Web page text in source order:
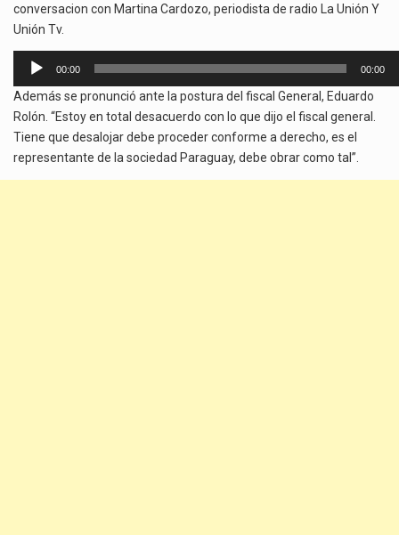
conversacion con Martina Cardozo, periodista de radio La Unión Y
Unión Tv.
Reproductor
audio
00:00 00:00
Además se pronunció ante la postura del fiscal General, Eduardo
Rolón. “Estoy en total desacuerdo con lo que dijo el fiscal general.
Tiene que desalojar debe proceder conforme a derecho, es el
representante de la sociedad Paraguay, debe obrar como tal”.